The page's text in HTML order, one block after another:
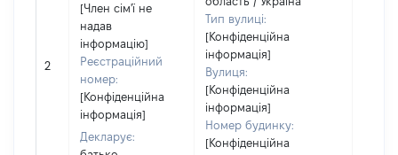
2
[Член сім'ї не
надав
інформацію]
Реєстраційний
номер:
[Конфіденційна
інформація]
Декларує:
Тип вулиці:
[Конфіденційна
інформація]
Вулиця:
[Конфіденційна
інформація]
Номер будинку:
[Конфіденційна